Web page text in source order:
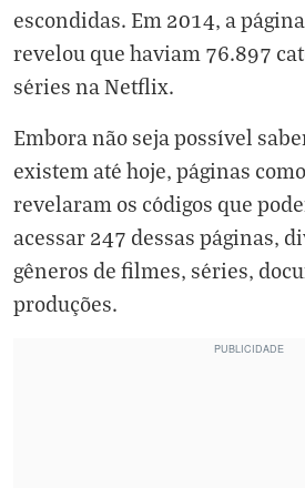
escondidas. Em 2014, a
revelou que haviam 76.897
séries na Netflix.
Embora não seja possível
existem até hoje, páginas como
revelaram os códigos que
acessar 247 dessas páginas,
gêneros de filmes, séries,
produções.